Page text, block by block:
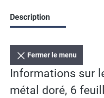
Description
Fermer le menu
Informations sur
métal doré, 6